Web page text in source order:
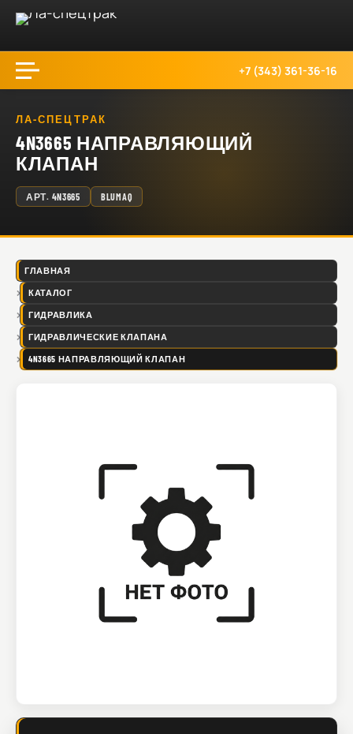
+7 (343) 361-36-16
ЛА-СПЕЦТРАК
4N3665 НАПРАВЛЯЮЩИЙ
КЛАПАН
АРТ. 4N3665 BLUMAQ
ГЛАВНАЯ
КАТАЛОГ
ГИДРАВЛИКА
ГИДРАВЛИЧЕСКИЕ КЛАПАНА
4N3665 НАПРАВЛЯЮЩИЙ КЛАПАН